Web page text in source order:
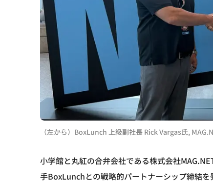
（左から）BoxLunch 上級副社長 Rick Vargas氏,
小学館と丸紅の合弁会社である株式会社
手BoxLunchとの戦略的パートナーシップ締結